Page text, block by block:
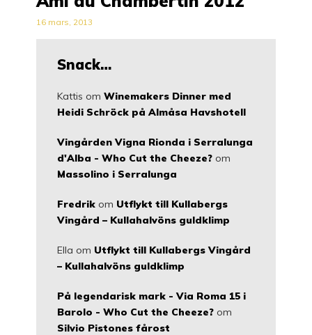
Snack…
Kattis om Winemakers Dinner med
Heidi Schröck på Almåsa Havshotell
Vingården Vigna Rionda i Serralunga
d'Alba - Who Cut the Cheeze? om
Massolino i Serralunga
Fredrik om Utflykt till Kullabergs
Vingård – Kullahalvöns guldklimp
Ella om Utflykt till Kullabergs Vingård
– Kullahalvöns guldklimp
På legendarisk mark - Via Roma 15 i
Barolo - Who Cut the Cheeze? om
Silvio Pistones fårost
16 mars, 2013